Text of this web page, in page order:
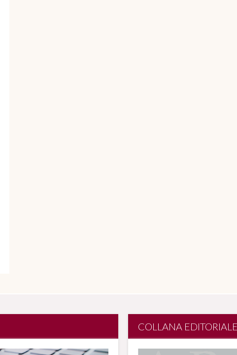
COLLANA EDITORIALE